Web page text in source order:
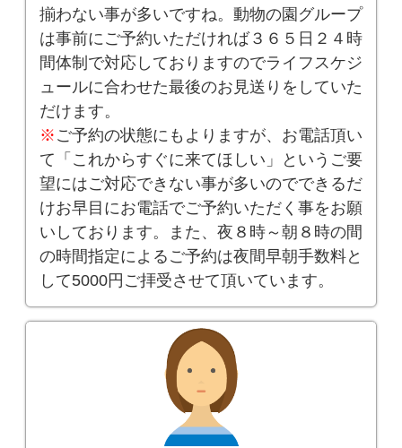
揃わない事が多いですね。動物の園グループ
は事前にご予約いただければ３６５日２４時
間体制で対応しておりますのでライフスケジ
ュールに合わせた最後のお見送りをしていた
だけます。
※ ご予約の状態にもよりますが、お電話頂い
て「これからすぐに来てほしい」というご要
望にはご対応できない事が多いのでできるだ
けお早目にお電話でご予約いただく事をお願
いしております。また、夜８時～朝８時の間
の時間指定によるご予約は夜間早朝手数料と
して5000円ご拝受させて頂いています。